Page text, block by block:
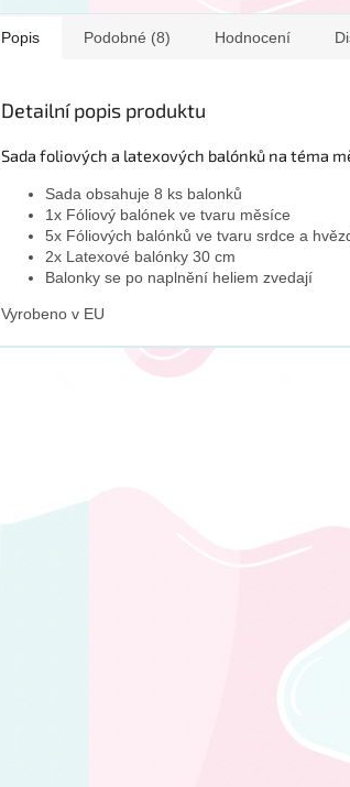
Popis Podobné (8) Hodnocení
Detailní popis produktu
Sada foliových a latexových balónků na téma
Sada obsahuje 8 ks balonků
1x Fóliový balónek ve tvaru měsíce
5x Fóliových balónků ve tvaru srdce a
2x Latexové balónky 30 cm
Balonky se po naplnění heliem zvedají
Vyrobeno v EU